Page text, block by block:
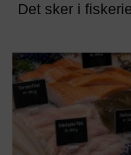
Det sker i